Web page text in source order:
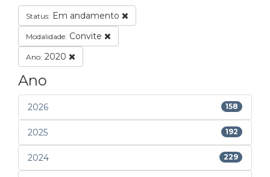
Status: Em andamento
Modalidade: Convite
Ano: 2020
Ano
2026 158
2025 192
2024 229